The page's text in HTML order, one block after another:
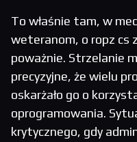
To właśnie tam, w
weteranom, o ropz cs
poważnie. Strzelanie
precyzyjne, że wielu
oskarżało go o
oprogramowania.
krytycznego, gdy